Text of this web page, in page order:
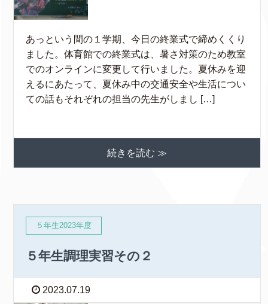
あっという間の１学期、今日の終業式で締めくくり
ました。体育館での終業式は、暑さ対策のため教室
でのオンラインに変更して行いました。夏休みを迎
えるにあたって、夏休み中の交通安全や生活につい
ての話もそれぞれの担当の先生がしまし […]
続きを読む ≫
５年生2023年度
５年生調理実習その２
2023.07.19